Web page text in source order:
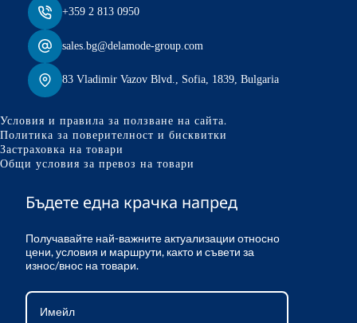
+359 2 813 0950
sales.bg@delamode-group.com
83 Vladimir Vazov Blvd., Sofia, 1839, Bulgaria
Условия и правила за ползване на сайта.
Политика за поверителност и бисквитки
Застраховка на товари
Общи условия за превоз на товари
Бъдете една крачка напред
Получавайте най-важните актуализации относно
цени, условия и маршрути, както и съвети за
износ/внос на товари.